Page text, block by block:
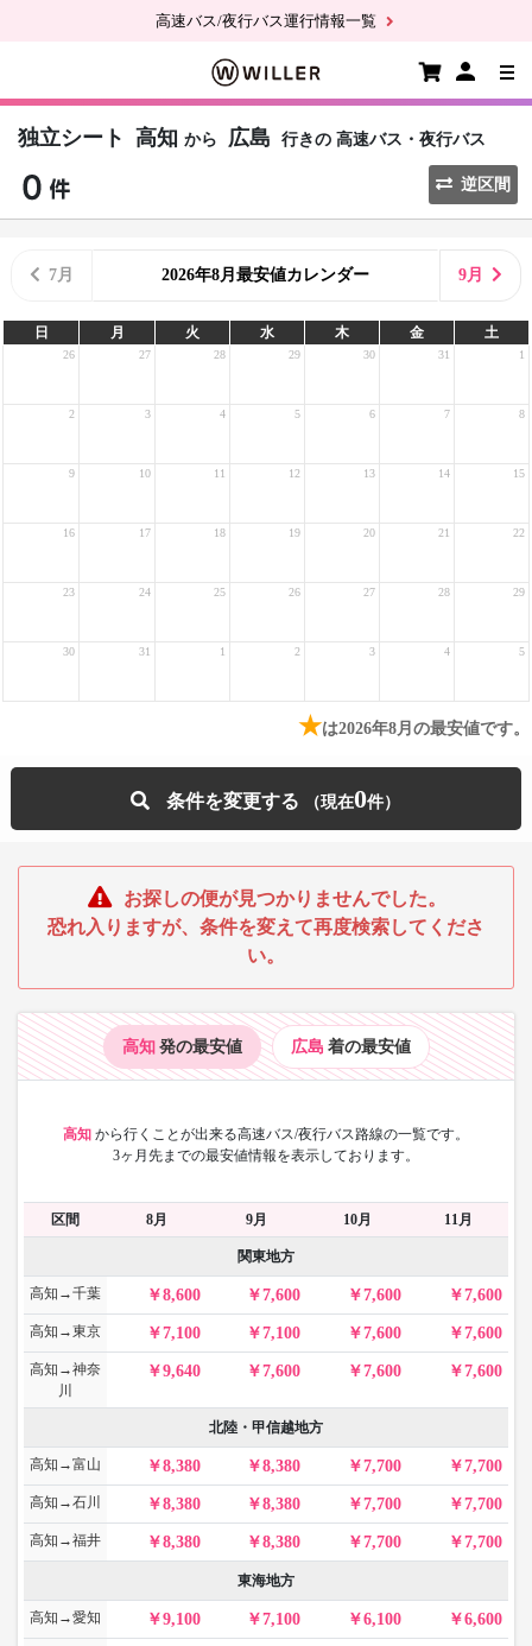
高速バス/夜行バス運行情報一覧
独立シート 高知 から 広島 行きの 高速バス・夜行バス
逆区間
7月 2026年8月最安値カレンダー 9月
日 月 火 水 木 金 土
26 27 28 29 30 31 1
2 3 4 5 6 7 8
9 10 11 12 13 14 15
16 17 18 19 20 21 22
23 24 25 26 27 28 29
30 31 1 2 3 4 5
★は2026年8月の最安値です。
条件を変更する 0
お探しの便が見つかりませんでした。
恐れ入りますが、条件を変えて再度検索してくださ
い。
高知 発の最安値 広島 着の最安値
高知 から行くことが出来る高速バス/夜行バス路線の一覧です。
3ヶ月先までの最安値情報を表示しております。
区間 8月 9月 10月 11月
関東地方
高知→千葉 8,600 7,600 7,600 7,600
高知→東京 7,100 7,100 7,600 7,600
高知→神奈
川
9,640 7,600 7,600 7,600
北陸・甲信越地方
高知→富山 8,380 8,380 7,700 7,700
高知→石川 8,380 8,380 7,700 7,700
高知→福井 8,380 8,380 7,700 7,700
東海地方
高知→愛知 9,100 7,100 6,100 6,600